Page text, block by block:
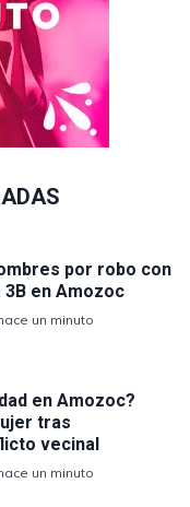
por robo con
en Amozoc
un minuto
en Amozoc?
tras
vecinal
un minuto